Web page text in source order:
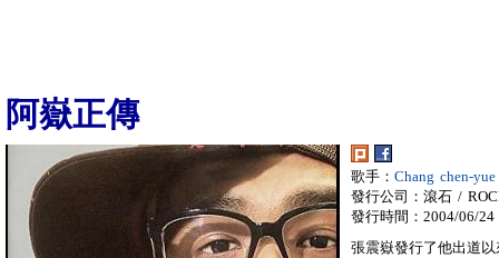
阿嶽正傳
歌手： Chang chen-
發行公司：滾石 /
發行時間：2004/06/24
張震嶽發行了他出道